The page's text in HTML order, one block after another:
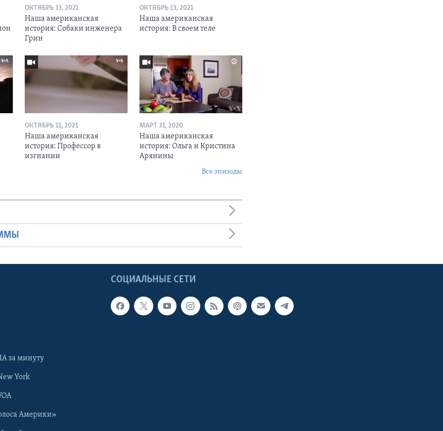
ОКТЯБРЬ 13, 2021
Наша американская
история: Собаки инженера
Грин
ОКТЯБРЬ 13, 2021
Наша американская
история: В своем теле
ОКТЯБРЬ 11, 2021
Наша американская
история: Профессор в
изгнании
МАРТ 31, 2020
Наша американская
история: Ольга и Кристина
Арянины
Все эпизоды
СОЦИАЛЬНЫЕ СЕТИ
за минуту
York
Америки»